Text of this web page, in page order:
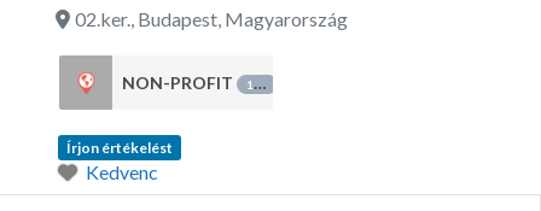
02.ker., Budapest, Magyarország
NON-PROFIT 151
Írjon értékelést
Kedvenc